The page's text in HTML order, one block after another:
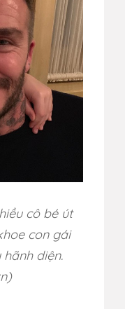
cô bé út
con gái
diện.